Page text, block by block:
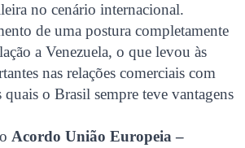
no cenário internacional.
de uma postura completamente
a Venezuela, o que levou às
nas relações comerciais com
quais o Brasil sempre teve vantagens
Acordo União Europeia –